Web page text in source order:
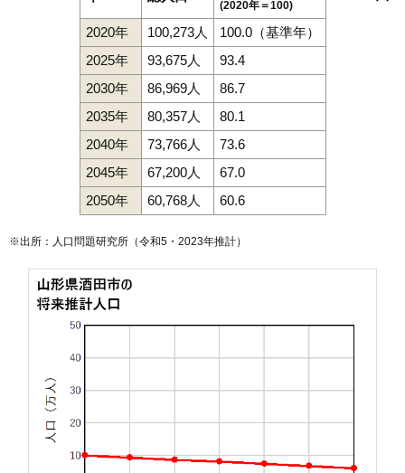
黒森 1.6万円 215万円
山寺 1.5万円 48万円
1.4万円
飯森山 1.3万円
手蔵田 1.1万円
宮海 1.1万円
(2020年＝100)
2020年 100,273人
100.0（基準年）
2025年
93,675人
93.4
2030年
86,969人
86.7
2035年
80,357人
80.1
2040年
73,766人
73.6
2045年
67,200人
67.0
2050年
60,768人 60.6
※出所：人口問題研究所（令和5・2023年推計）
新橋末広町住吉町千石町千日町高砂高見台竹田
東栄町中町 楢橋新井田町 新堀錦町（大字なし）
東泉町東大町東中の口町東両羽町光ケ丘日吉町
富士見町船場町麓穂積松美町みずほ
宮野浦本楯山寺山元ゆたか四ツ興野両羽町若竹町
若原町若宮町
東酒田駅酒田駅本楯駅